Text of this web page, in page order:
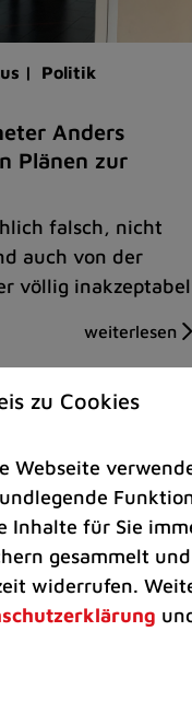
| Politik
Anders
Plänen zur
falsch, nicht
auch von der
völlig
Anders:
zu Cookies
Webseite
Inhalte für Sie
gesammelt
widerrufen.